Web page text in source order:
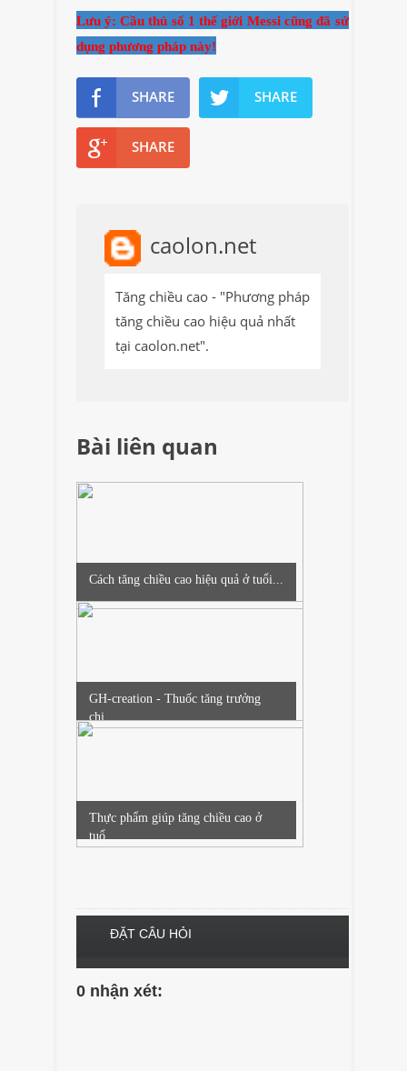
Lưu ý: Cầu thủ số 1 thế giới Messi cũng đã sử
dụng phương pháp này!
SHARE SHARE
SHARE
caolon.net
Tăng chiều cao - "Phương pháp
tăng chiều cao hiệu quả nhất
tại caolon.net".
Bài liên quan
Cách tăng chiều cao hiệu quả ở tuổi...
GH-creation - Thuốc tăng trưởng
chi...
Thực phẩm giúp tăng chiều cao ở
tuổ...
ĐẶT CÂU HỎI
0 nhận xét: